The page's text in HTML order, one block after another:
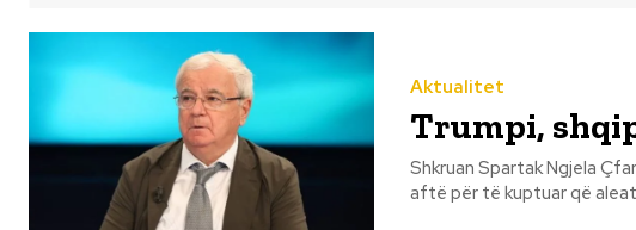
Aktualitet
Trumpi,
Shkruan Spartak Ngjela Çfarë po ndodh me kohën tonë? A do të bëhemi edhe ne shqiptarët të
aftë për të kuptuar që